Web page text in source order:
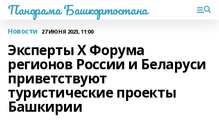
Панорама Башкортостана
Новости 27 ИЮНЯ 2023, 11:00
Эксперты X Форума
регионов России и Беларуси
приветствуют
туристические проекты
Башкирии